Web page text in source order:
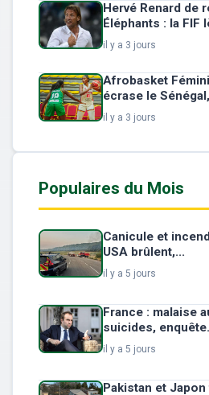
Hervé Renard de
Éléphants : la FIF
il y a 3 jours
Afrobasket
écrase le
il y a 3 jours
Populaires du Mois
Canicule et
USA brûlent,...
il y a 5 jours
France : malaise
suicides,
il y a 5 jours
Pakistan et